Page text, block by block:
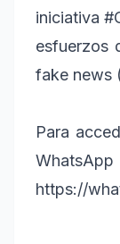
iniciativa
esfuerzos
fake news
Para
https://